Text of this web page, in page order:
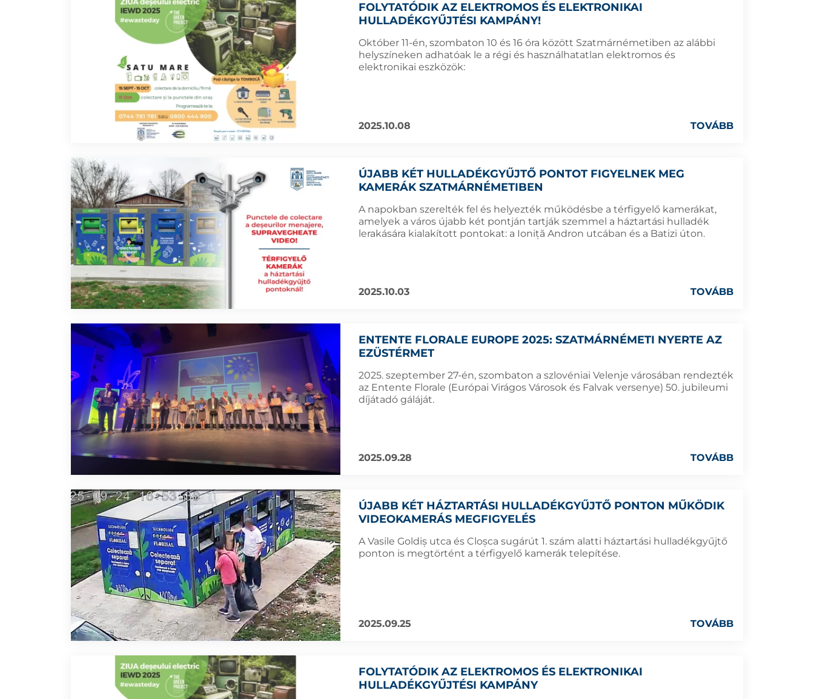
FOLYTATÓDIK AZ ELEKTROMOS ÉS ELEKTRONIKAI
HULLADÉKGYŰJTÉSI KAMPÁNY!
Október 11-én, szombaton 10 és 16 óra között Szatmárnémetiben az alábbi
helyszíneken adhatóak le a régi és használhatatlan elektromos és
elektronikai eszközök:
2025.10.08 TOVÁBB
ÚJABB KÉT HULLADÉKGYŰJTŐ PONTOT FIGYELNEK MEG
KAMERÁK SZATMÁRNÉMETIBEN
A napokban szerelték fel és helyezték működésbe a térfigyelő kamerákat,
amelyek a város újabb két pontján tartják szemmel a háztartási hulladék
lerakására kialakított pontokat: a Ioniță Andron utcában és a Batizi úton.
2025.10.03 TOVÁBB
ENTENTE FLORALE EUROPE 2025: SZATMÁRNÉMETI NYERTE AZ
EZÜSTÉRMET
2025. szeptember 27-én, szombaton a szlovéniai Velenje városában rendezték
az Entente Florale (Európai Virágos Városok és Falvak versenye) 50. jubileumi
díjátadó gáláját.
2025.09.28 TOVÁBB
ÚJABB KÉT HÁZTARTÁSI HULLADÉKGYŰJTŐ PONTON MŰKÖDIK
VIDEOKAMERÁS MEGFIGYELÉS
A Vasile Goldiș utca és Cloșca sugárút 1. szám alatti háztartási hulladékgyűjtő
ponton is megtörtént a térfigyelő kamerák telepítése.
2025.09.25 TOVÁBB
FOLYTATÓDIK AZ ELEKTROMOS ÉS ELEKTRONIKAI
HULLADÉKGYŰJTÉSI KAMPÁNY